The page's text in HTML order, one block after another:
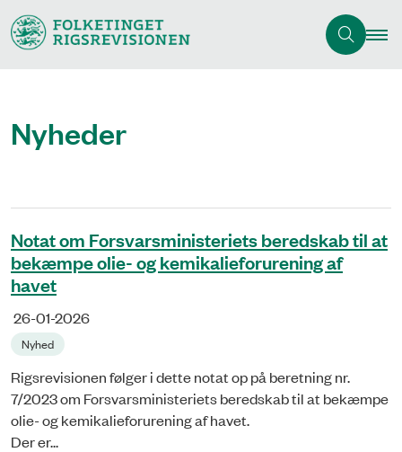
Nyheder
Notat om Forsvarsministeriets beredskab til at
bekæmpe olie- og kemikalieforurening af
havet
26-01-2026
Nyhed
Rigsrevisionen følger i dette notat op på beretning nr.
7/2023 om Forsvarsministeriets beredskab til at bekæmpe
olie- og kemikalieforurening af havet.
Der er...